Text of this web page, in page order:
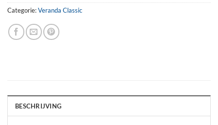
Categorie:Veranda Classic
BESCHRIJVING